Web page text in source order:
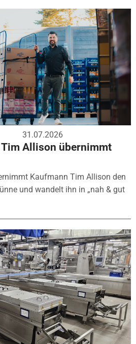
31.07.2026
Allison übernimmt
Kaufmann Tim Allison den
und wandelt ihn in „nah & gut